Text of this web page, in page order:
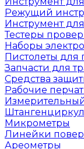
Режущий
Инструмент
Тестеры
Наборы
Пистолеты для
Запчасти для
Средства
Рабочие
Микрометры
Линейки
Ареометры